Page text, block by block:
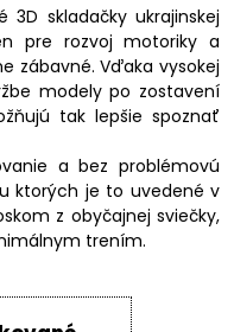
skladačky ukrajinskej
pre rozvoj motoriky a
zábavné. Vďaka vysokej
modely po zostavení
tak lepšie spoznať
a bez problémovú
ktorých je to uvedené v
z obyčajnej sviečky,
trením.